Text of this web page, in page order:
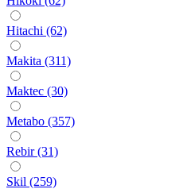
Hitachi (62)
Makita (311)
Maktec (30)
Metabo (357)
Rebir (31)
Skil (259)